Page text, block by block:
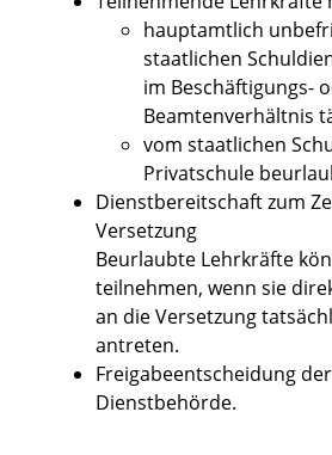
hauptamtlich
staatlichen
im Beschäftigungs-
Beamtenverhältnis
vom staatlichen
Privatschule
Dienstbereitschaft zum
Versetzung
Beurlaubte Lehrkräfte
teilnehmen, wenn sie
an die Versetzung
antreten.
Freigabeentscheidung
Dienstbehörde.